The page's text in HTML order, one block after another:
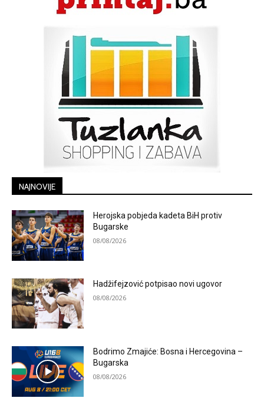
NAJNOVIJE
Herojska pobjeda kadeta BiH protiv
Bugarske
08/08/2026
Hadžifejzović potpisao novi ugovor
08/08/2026
Bodrimo Zmajiće: Bosna i Hercegovina –
Bugarska
08/08/2026